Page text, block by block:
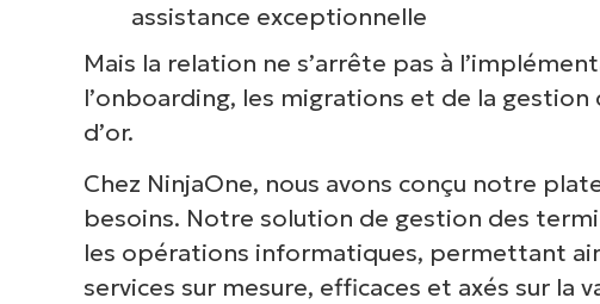
assistance exceptionnelle
Mais la relation ne s’arrête pas à
l’onboarding, les migrations et de la
d’or.
Chez NinjaOne, nous avons conçu notre
besoins. Notre solution de gestion des
les opérations informatiques, permettant
services sur mesure, efficaces et axés sur la